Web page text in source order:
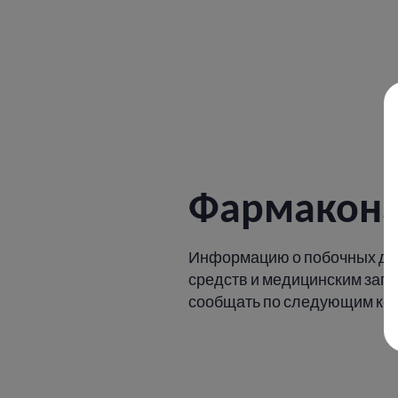
Информацию о побочных
средств и медицинским
сообщать по следующим